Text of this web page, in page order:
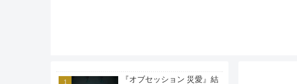
『オブセッション 災愛』結